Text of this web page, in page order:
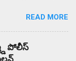
పరిషత్ ఉన్నత
ఎందుకు కోట్టారని
చెప్పుకోండని
READ MORE
పోలీస్